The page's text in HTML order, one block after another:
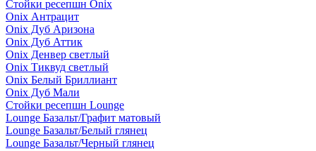
Стойки ресепшн Onix
Onix Антрацит
Onix Дуб Аризона
Onix Дуб Аттик
Onix Денвер светлый
Onix Тиквуд светлый
Onix Белый Бриллиант
Onix Дуб Мали
Стойки ресепшн Lounge
Lounge Базальт/Графит матовый
Lounge Базальт/Белый глянец
Lounge Базальт/Черный глянец